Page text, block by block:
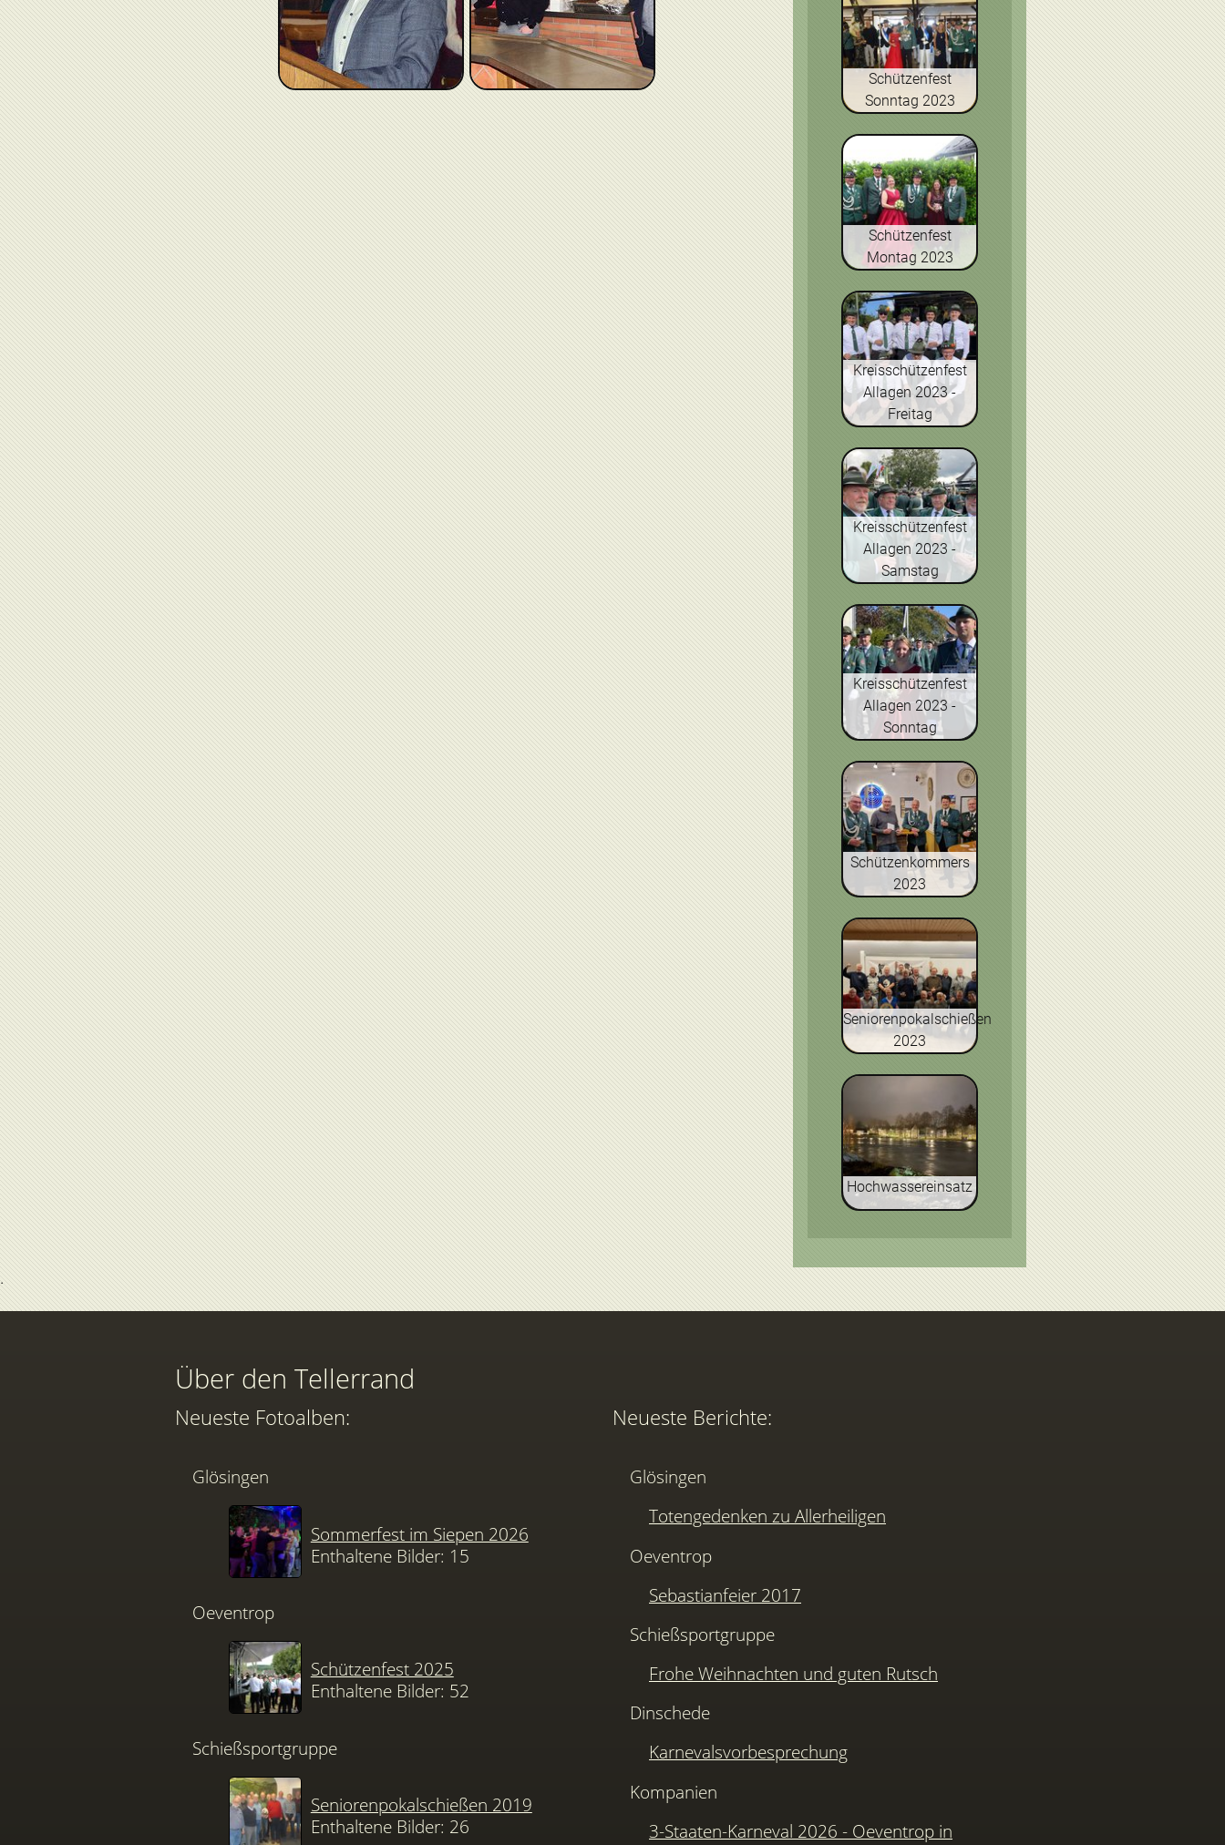
Schützenfest
Sonntag 2023
Schützenfest
Montag 2023
Kreisschützenfest
Allagen 2023 -
Freitag
Kreisschützenfest
Allagen 2023 -
Samstag
Kreisschützenfest
Allagen 2023 -
Sonntag
Schützenkommers
2023
Seniorenpokalschießen
2023
Hochwassereinsatz
Über den Tellerrand
Neueste Fotoalben:
Glösingen
Sommerfest im Siepen 2026
Enthaltene Bilder: 15
Oeventrop
Schützenfest 2025
Enthaltene Bilder: 52
Schießsportgruppe
Seniorenpokalschießen 2019
Enthaltene Bilder: 26
Neueste Berichte:
Glösingen
Totengedenken zu Allerheiligen
Oeventrop
Sebastianfeier 2017
Schießsportgruppe
Frohe Weihnachten und guten Rutsch
Dinschede
Karnevalsvorbesprechung
Kompanien
3-Staaten-Karneval 2026 - Oeventrop in